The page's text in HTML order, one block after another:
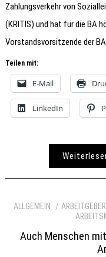
Zahlungsverkehr von
(KRITIS) und hat für die BA
Vorstandsvorsitzende der
Teilen mit:
E-Mail
LinkedIn
ALLGEMEIN ARBEITGEBER
Auch Menschen